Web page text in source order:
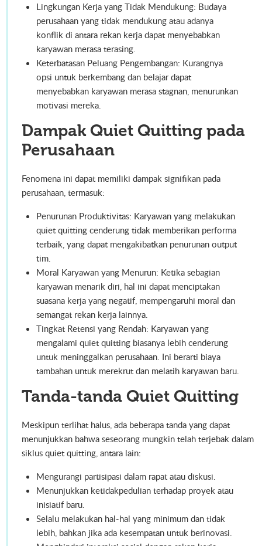
Lingkungan Kerja yang Tidak Mendukung: Budaya
perusahaan yang tidak mendukung atau adanya
konflik di antara rekan kerja dapat menyebabkan
karyawan merasa terasing.
Keterbatasan Peluang Pengembangan: Kurangnya
opsi untuk berkembang dan belajar dapat
menyebabkan karyawan merasa stagnan, menurunkan
motivasi mereka.
Dampak Quiet Quitting pada
Perusahaan
Fenomena ini dapat memiliki dampak signifikan pada
perusahaan, termasuk:
Penurunan Produktivitas: Karyawan yang melakukan
quiet quitting cenderung tidak memberikan performa
terbaik, yang dapat mengakibatkan penurunan output
tim.
Moral Karyawan yang Menurun: Ketika sebagian
karyawan menarik diri, hal ini dapat menciptakan
suasana kerja yang negatif, mempengaruhi moral dan
semangat rekan kerja lainnya.
Tingkat Retensi yang Rendah: Karyawan yang
mengalami quiet quitting biasanya lebih cenderung
untuk meninggalkan perusahaan. Ini berarti biaya
tambahan untuk merekrut dan melatih karyawan baru.
Tanda-tanda Quiet Quitting
Meskipun terlihat halus, ada beberapa tanda yang dapat
menunjukkan bahwa seseorang mungkin telah terjebak dalam
siklus quiet quitting, antara lain:
Mengurangi partisipasi dalam rapat atau diskusi.
Menunjukkan ketidakpedulian terhadap proyek atau
inisiatif baru.
Selalu melakukan hal-hal yang minimum dan tidak
lebih, bahkan jika ada kesempatan untuk berinovasi.